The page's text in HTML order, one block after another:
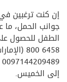
إن كنت ترغبين
جوانب الحمل،
6458
إلى الخميس.